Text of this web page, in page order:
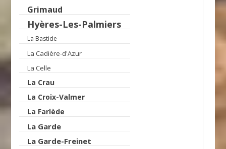
Grimaud
Hyères-Les-Palmiers
La Bastide
La Cadière-d'Azur
La Celle
La Crau
La Croix-Valmer
La Farlède
La Garde
La Garde-Freinet